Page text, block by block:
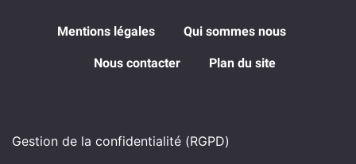
Mentions légales Qui sommes nous
Nous contacter Plan du site
Gestion de la confidentialité (RGPD)